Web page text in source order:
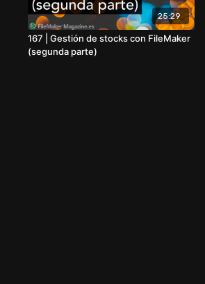
25:29
167 | Gestión de stocks con FileMaker
(segunda parte)